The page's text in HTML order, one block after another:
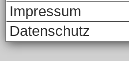
Impressum
Datenschutz